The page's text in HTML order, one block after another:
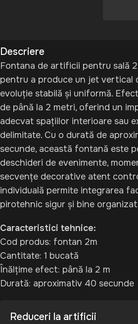
Descriere
Fontana de artificii pentru sală
pentru a produce un jet vertical
evoluție stabilă și uniformă.
de până la 2 metri, oferind un
adecvat spațiilor interioare sau
delimitate. Cu o durată de
secunde, această fontană este
deschideri de evenimente,
secvențe decorative atent
individuală permite integrarea
pirotehnic sigur și bine
Caracteristici tehnice:
Cod produs: fontan 2m
Cantitate: 1 bucată
Înălțime efect: până la 2 m
Durată: aproximativ 40 secunde
Reduceri la artificii